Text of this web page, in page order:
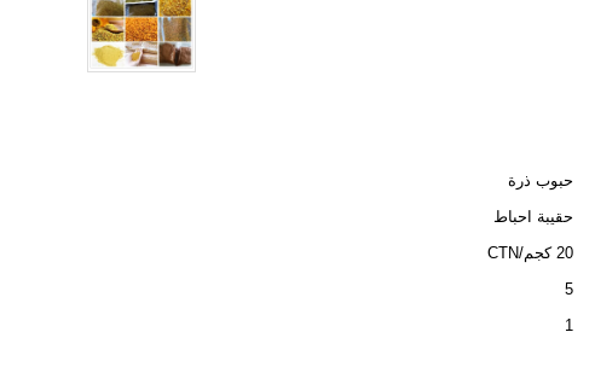
حبوب ذرة
حقيبة احباط
20 كجم/CTN
5
1